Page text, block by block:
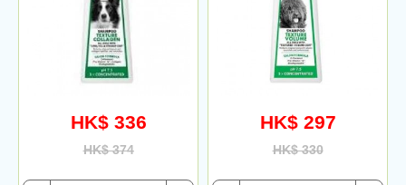
HK$ 336
HK$ 374
HK$ 297
HK$ 330